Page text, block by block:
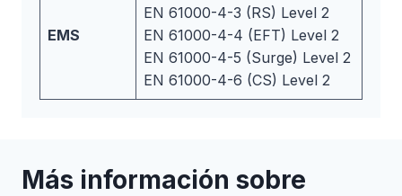
EMS
EN 61000-4-3 (RS) Level 2
EN 61000-4-4 (EFT) Level 2
EN 61000-4-5 (Surge) Level 2
EN 61000-4-6 (CS) Level 2
Más información sobre